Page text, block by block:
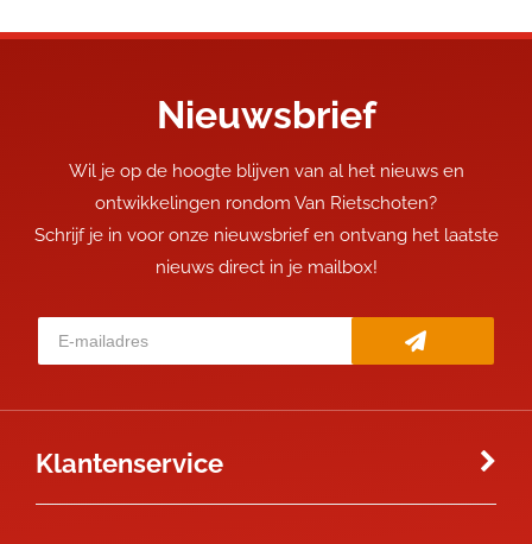
Nieuwsbrief
Wil je op de hoogte blijven van al het nieuws en
ontwikkelingen rondom Van Rietschoten?
Schrijf je in voor onze nieuwsbrief en ontvang het laatste
nieuws direct in je mailbox!
Klantenservice